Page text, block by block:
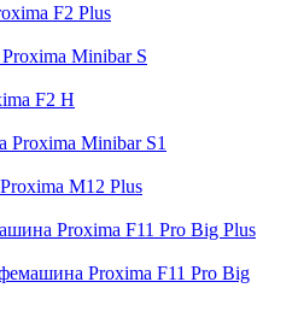
F2 Plus
Minibar S
F2 H
Minibar S1
M12 Plus
Proxima F11 Pro Big Plus
Proxima F11 Pro Big